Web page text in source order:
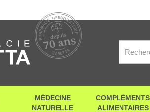
MÉDECINE
NATURELLE
COMPLÉMENTS
ALIMENTAIRES